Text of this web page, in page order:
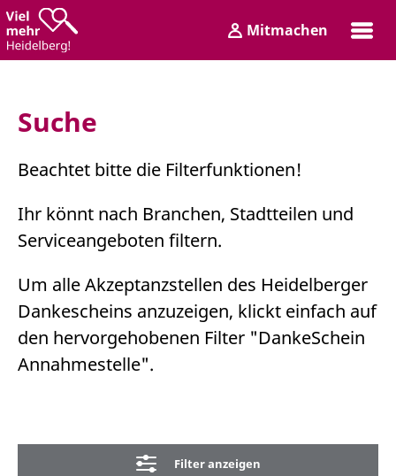
Zum
Inhalt
Zum
Hauptmenü
LoginMitmachen
Suche
Beachtet bitte die Filterfunktionen!
Ihr könnt nach Branchen, Stadtteilen und
Serviceangeboten filtern.
Um alle Akzeptanzstellen des Heidelberger
Dankescheins anzuzeigen, klickt einfach auf
den hervorgehobenen Filter "DankeSchein
Annahmestelle".
Filter anzeigen